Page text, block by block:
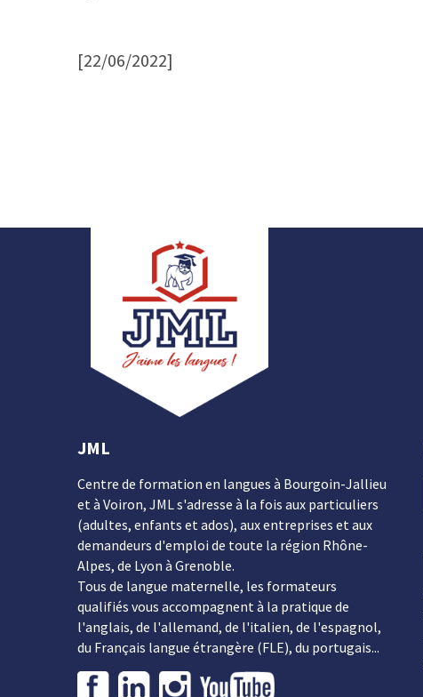
[22/06/2022]
JML
Centre de formation en langues à Bourgoin-Jallieu
et à Voiron, JML s'adresse à la fois aux particuliers
(adultes, enfants et ados), aux entreprises et aux
demandeurs d'emploi de toute la région Rhône-
Alpes, de Lyon à Grenoble.
Tous de langue maternelle, les formateurs
qualifiés vous accompagnent à la pratique de
l'anglais, de l'allemand, de l'italien, de l'espagnol,
du Français langue étrangère (FLE), du portugais...